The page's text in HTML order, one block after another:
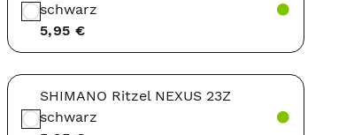
schwarz
5,95 €
SHIMANO Ritzel NEXUS 23Z
schwarz